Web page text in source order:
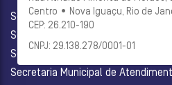
Centro • Nova Iguaçu, Rio de
CEP: 26.210-190
CNPJ: 29.138.278/0001-01
Secretaria Municipal de
Secretaria Municipal de Agricultura
Secretaria Municipal de
Secretaria Municipal de